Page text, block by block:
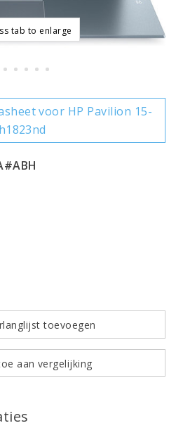
tab to enlarge
voor HP Pavilion 15-
toevoegen
aan vergelijking